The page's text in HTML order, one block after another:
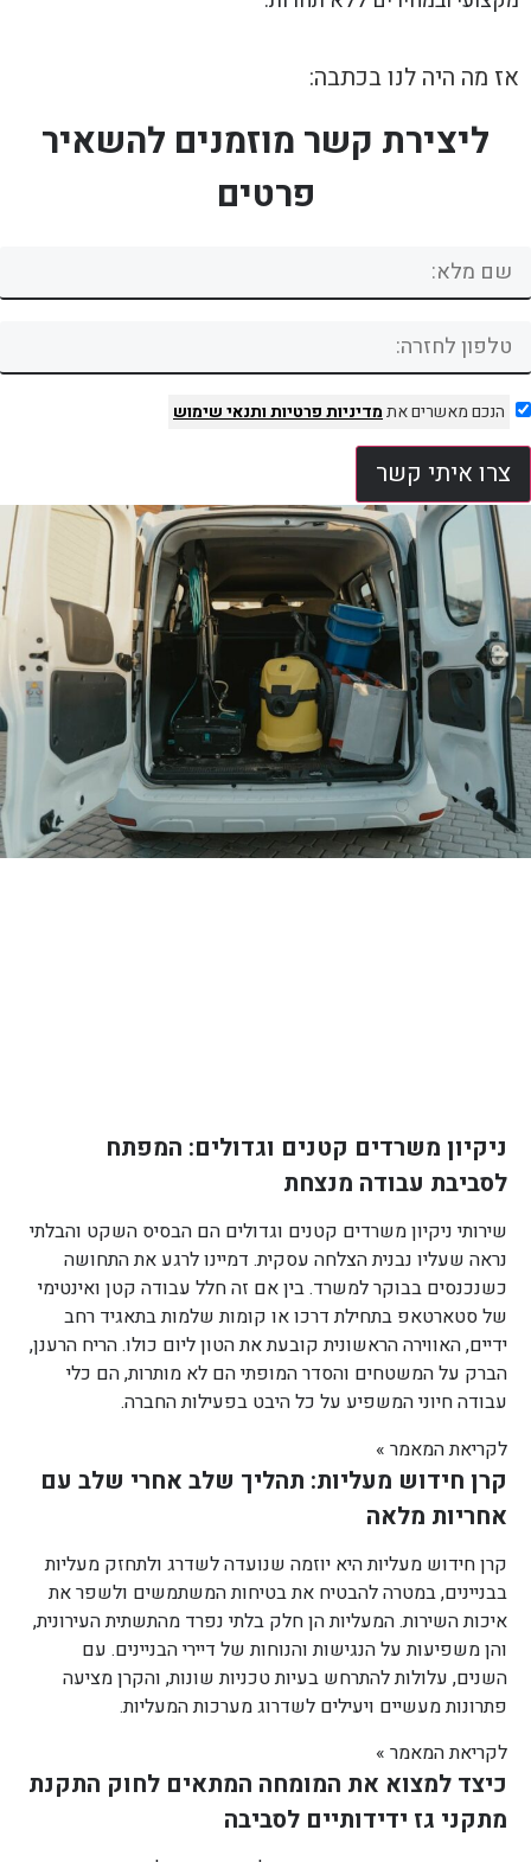
אז מה היה לנו בכתבה:
ליצירת קשר מוזמנים להשאיר
פרטים
הנכם מאשרים אתמדיניות פרטיותותנאי שימוש
צרו איתי קשר
ניקיון משרדים קטנים וגדולים: המפתח
לסביבת עבודה מנצחת
שירותי ניקיון משרדים קטנים וגדולים הם הבסיס השקט והבלתי
נראה שעליו נבנית הצלחה עסקית. דמיינו לרגע את התחושה
כשנכנסים בבוקר למשרד. בין אם זה חלל עבודה קטן ואינטימי
של סטארטאפ בתחילת דרכו או קומות שלמות בתאגיד רחב
ידיים, האווירה הראשונית קובעת את הטון ליום כולו. הריח הרענן,
הברק על המשטחים והסדר המופתי הם לא מותרות, הם כלי
עבודה חיוני המשפיע על כל היבט בפעילות החברה.
לקריאת המאמר »
קרן חידוש מעליות: תהליך שלב אחרי שלב עם
אחריות מלאה
קרן חידוש מעליות היא יוזמה שנועדה לשדרג ולתחזק מעליות
בבניינים, במטרה להבטיח את בטיחות המשתמשים ולשפר את
איכות השירות. המעליות הן חלק בלתי נפרד מהתשתית העירונית,
והן משפיעות על הנגישות והנוחות של דיירי הבניינים. עם
השנים, עלולות להתרחש בעיות טכניות שונות, והקרן מציעה
פתרונות מעשיים ויעילים לשדרוג מערכות המעליות.
לקריאת המאמר »
כיצד למצוא את המומחה המתאים לחוק התקנת
מתקני גז ידידותיים לסביבה